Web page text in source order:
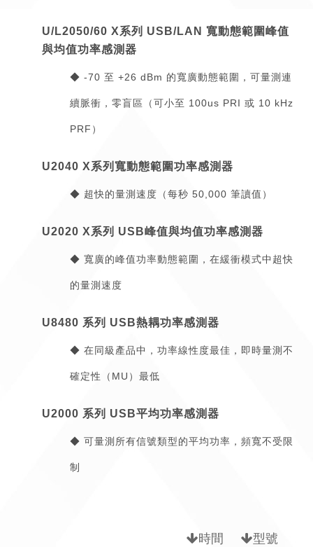
U/L2050/60 X系列 USB/LAN 寬動態範圍峰值
與均值功率感測器
◆ -70 至 +26 dBm 的寬廣動態範圍，可量測連
續脈衝，零盲區（可小至 100us PRI 或 10 kHz
PRF）
U2040 X系列寬動態範圍功率感測器
◆ 超快的量測速度（每秒 50,000 筆讀值）
U2020 X系列 USB峰值與均值功率感測器
◆ 寬廣的峰值功率動態範圍，在緩衝模式中超快
的量測速度
U8480 系列 USB熱耦功率感測器
◆ 在同級產品中，功率線性度最佳，即時量測不
確定性（MU）最低
U2000 系列 USB平均功率感測器
◆ 可量測所有信號類型的平均功率，頻寬不受限
制
時間 型號